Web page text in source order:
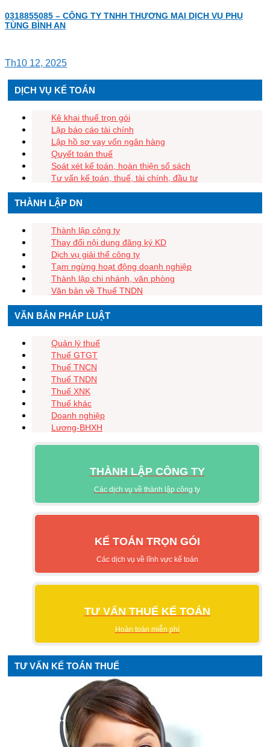
0318855085 – CÔNG TY TNHH THƯƠNG MẠI DỊCH VỤ PHỤ
TÙNG BÌNH AN
Th10 12, 2025
DỊCH VỤ KẾ TOÁN
Kê khai thuế trọn gói
Lập báo cáo tài chính
Lập hồ sơ vay vốn ngân hàng
Quyết toán thuế
Soát xét kế toán, hoàn thiện sổ sách
Tư vấn kế toán, thuế, tài chính, đầu tư
THÀNH LẬP DN
Thành lập công ty
Thay đổi nội dung đăng ký KD
Dịch vụ giải thể công ty
Tạm ngừng hoạt động doanh nghiệp
Thành lập chi nhánh, văn phòng
Văn bản về Thuế TNDN
VĂN BẢN PHÁP LUẬT
Quản lý thuế
Thuế GTGT
Thuế TNCN
Thuế TNDN
Thuế XNK
Thuế khác
Doanh nghiệp
Lương-BHXH
THÀNH LẬP CÔNG TY
Các dịch vụ về thành lập công ty
KẾ TOÁN TRỌN GÓI
Các dịch vụ về lĩnh vực kế toán
TƯ VẤN THUẾ KẾ TOÁN
Hoàn toàn miễn phí
TƯ VẤN KẾ TOÁN THUẾ